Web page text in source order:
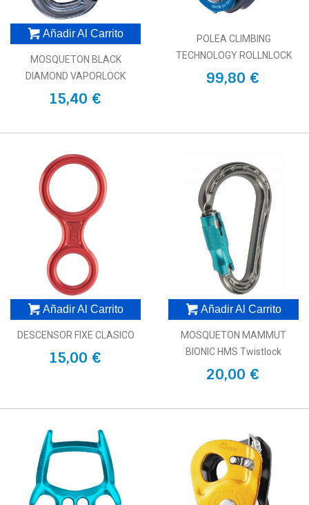
Añadir Al Carrito
MOSQUETON BLACK
DIAMOND VAPORLOCK
15,40 €
POLEA CLIMBING
TECHNOLOGY ROLLNLOCK
99,80 €
Añadir Al Carrito
DESCENSOR FIXE CLASICO
15,00 €
Añadir Al Carrito
MOSQUETON MAMMUT
BIONIC HMS Twistlock
20,00 €